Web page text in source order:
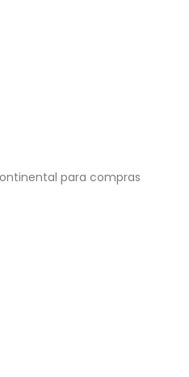
para compras